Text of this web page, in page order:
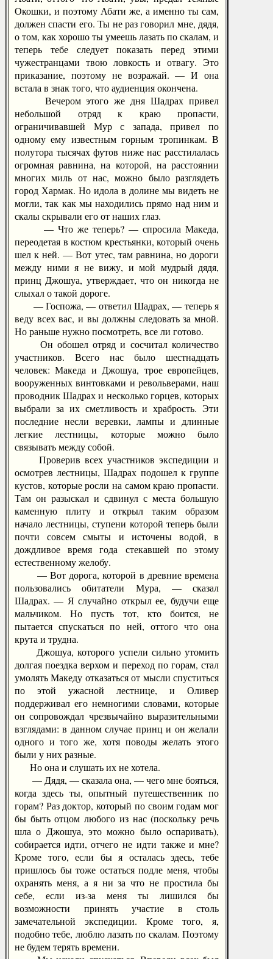
Окошки, и поэтому Абати же, а именно ты сам,
должен спасти его. Ты не раз говорил мне, дядя,
о том, как хорошо ты умеешь лазать по скалам, и
теперь тебе следует показать перед этими
чужестранцами твою ловкость и отвагу. Это
приказание, поэтому не возражай. — И она
встала в знак того, что аудиенция окончена.
Вечером этого же дня Шадрах привел
небольшой отряд к краю пропасти,
ограничивавшей Мур с запада, привел по
одному ему известным горным тропинкам. В
полутора тысячах футов ниже нас расстилалась
огромная равнина, на которой, на расстоянии
многих миль от нас, можно было разглядеть
город Хармак. Но идола в долине мы видеть не
могли, так как мы находились прямо над ним и
скалы скрывали его от наших глаз.
— Что же теперь? — спросила Македа,
переодетая в костюм крестьянки, который очень
шел к ней. — Вот утес, там равнина, но дороги
между ними я не вижу, и мой мудрый дядя,
принц Джошуа, утверждает, что он никогда не
слыхал о такой дороге.
— Госпожа, — ответил Шадрах, — теперь я
веду всех вас, и вы должны следовать за мной.
Но раньше нужно посмотреть, все ли готово.
Он обошел отряд и сосчитал количество
участников. Всего нас было шестнадцать
человек: Македа и Джошуа, трое европейцев,
вооруженных винтовками и револьверами, наш
проводник Шадрах и несколько горцев, которых
выбрали за их сметливость и храбрость. Эти
последние несли веревки, лампы и длинные
легкие лестницы, которые можно было
связывать между собой.
Проверив всех участников экспедиции и
осмотрев лестницы, Шадрах подошел к группе
кустов, которые росли на самом краю пропасти.
Там он разыскал и сдвинул с места большую
каменную плиту и открыл таким образом
начало лестницы, ступени которой теперь были
почти совсем смыты и источены водой, в
дождливое время года стекавшей по этому
естественному желобу.
— Вот дорога, которой в древние времена
пользовались обитатели Мура, — сказал
Шадрах. — Я случайно открыл ее, будучи еще
мальчиком. Но пусть тот, кто боится, не
пытается спускаться по ней, оттого что она
крута и трудна.
Джошуа, которого успели сильно утомить
долгая поездка верхом и переход по горам, стал
умолять Македу отказаться от мысли спуститься
по этой ужасной лестнице, и Оливер
поддерживал его немногими словами, которые
он сопровождал чрезвычайно выразительными
взглядами: в данном случае принц и он желали
одного и того же, хотя поводы желать этого
были у них разные.
Но она и слушать их не хотела.
— Дядя, — сказала она, — чего мне бояться,
когда здесь ты, опытный путешественник по
горам? Раз доктор, который по своим годам мог
бы быть отцом любого из нас (поскольку речь
шла о Джошуа, это можно было оспаривать),
собирается идти, отчего не идти также и мне?
Кроме того, если бы я осталась здесь, тебе
пришлось бы тоже остаться подле меня, чтобы
охранять меня, а я ни за что не простила бы
себе, если из-за меня ты лишился бы
возможности принять участие в столь
замечательной экспедиции. Кроме того, я,
подобно тебе, люблю лазать по скалам. Поэтому
не будем терять времени.